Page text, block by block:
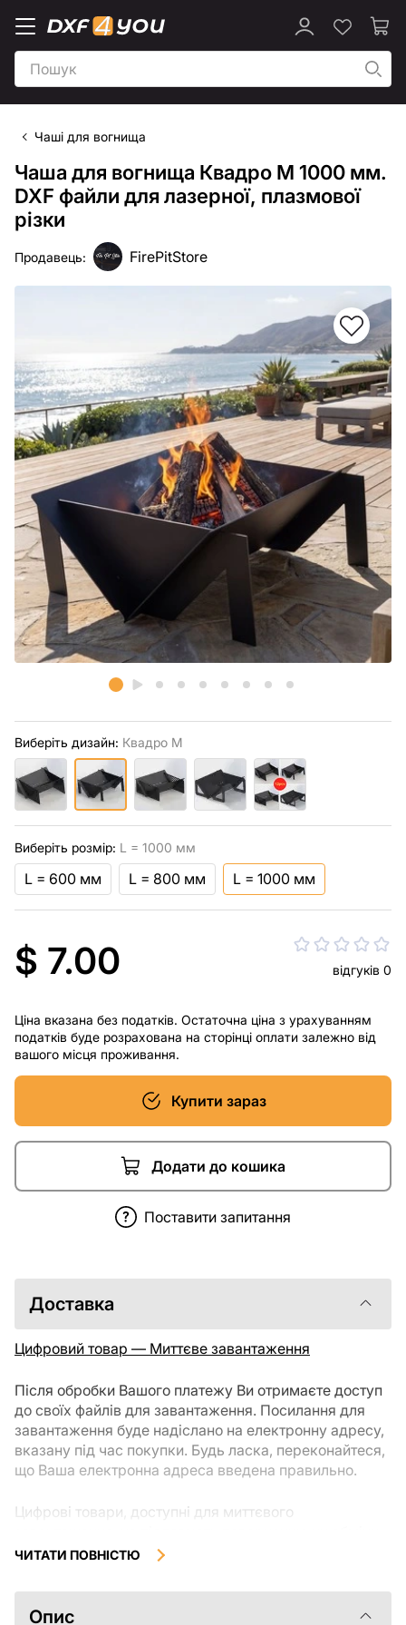
Чаші для вогнища
Чаша для вогнища Квадро М 1000 мм.
DXF файли для лазерної, плазмової
різки
Продавець: FirePitStore
Виберіть дизайн: Квадро М
Виберіть розмір: L = 1000 мм
L = 600 мм L = 800 мм L = 1000 мм
$ 7.00 відгуків 0
Ціна вказана без податків. Остаточна ціна з урахуванням
податків буде розрахована на сторінці оплати залежно від
вашого місця проживання.
Купити зараз
Додати до кошика
Поставити запитання
Доставка
Цифровий товар — Миттєве завантаження
Після обробки Вашого платежу Ви отримаєте доступ
до своїх файлів для завантаження. Посилання для
завантаження буде надіслано на електронну адресу,
вказану під час покупки. Будь ласка, переконайтеся,
що Ваша електронна адреса введена правильно.
Цифрові товари, доступні для миттєвого
після їх завантаження. Рекомендуємо уважно
уточнюючі питання перед покупкою. Якщо у Вас
виникли проблеми із замовленням, будь ласка,
ЧИТАТИ ПОВНІСТЮ
Опис